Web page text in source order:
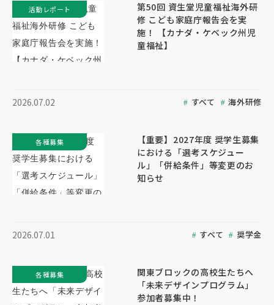
第50回 資生堂児童福祉海外研
修 こども家庭庁報告会を実
施！ 【カナダ・ケベック州児
童福祉】
2026.07.02 すべて 海外研修
活動レポート
【重要】2027年度 奨学生募集
における「選考スケジュー
ル」「併給条件」等変更のお
知らせ
2026.07.01 すべて 奨学金
各種募集
関東ブロックの高校生たちへ
「未来デザインプログラム」
参加者募集中！
各種募集